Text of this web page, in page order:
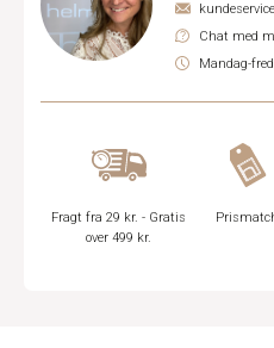
Chat med
Mandag-
Fragt fra 29 kr. - Gratis
over 499 kr.